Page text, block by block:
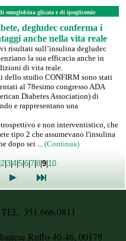
emoglobina glicata e di ipoglicemie
degludec conferma i
anche nella vita reale
risultati sull’insulina degludec
la sua efficacia anche in
di vita reale.
dello studio CONFIRM sono stati
al 78esimo congresso ADA
Diabetes Association) di
e rappresentano una
e non interventistico, che
tipo 2 che assumevano l'insulina
dopo sei ... (Continua)
|2|3|4|5|6|7|8|9|10
351.666.0811
Ruffo 40-46, 00178